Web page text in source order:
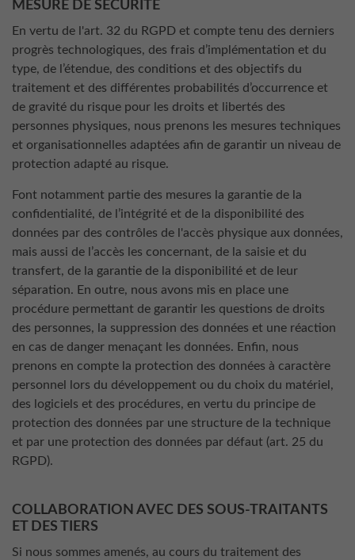
MESURE DE SÉCURITÉ
En vertu de l'art. 32 du RGPD et compte tenu des derniers
progrès technologiques, des frais d’implémentation et du
type, de l’étendue, des conditions et des objectifs du
traitement et des différentes probabilités d’occurrence et
de gravité du risque pour les droits et libertés des
personnes physiques, nous prenons les mesures techniques
et organisationnelles adaptées afin de garantir un niveau de
protection adapté au risque.
Font notamment partie des mesures la garantie de la
confidentialité, de l’intégrité et de la disponibilité des
données par des contrôles de l'accès physique aux données,
mais aussi de l’accès les concernant, de la saisie et du
transfert, de la garantie de la disponibilité et de leur
séparation. En outre, nous avons mis en place une
procédure permettant de garantir les questions de droits
des personnes, la suppression des données et une réaction
en cas de danger menaçant les données. Enfin, nous
prenons en compte la protection des données à caractère
personnel lors du développement ou du choix du matériel,
des logiciels et des procédures, en vertu du principe de
protection des données par une structure de la technique
et par une protection des données par défaut (art. 25 du
RGPD).
COLLABORATION AVEC DES SOUS-TRAITANTS
ET DES TIERS
Si nous sommes amenés, au cours du traitement des